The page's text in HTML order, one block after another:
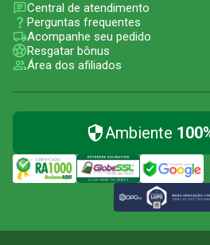
Central de atendimento
Perguntas frequentes
Acompanhe seu pedido
Resgatar bônus
Área dos afiliados
Ambiente